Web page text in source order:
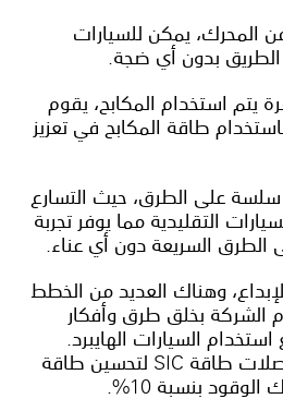
المحرك، يمكن للسيارات
الطريق بدون أي ضجة.
يتم استخدام المكابح، يقوم
طاقة المكابح في تعزيز
سلسة على الطرق، حيث التسارع
التقليدية مما يوفر تجربة
الطرق السريعة دون أي عناء.
وهناك العديد من الخطط
الشركة بخلق طرق وأفكار
السيارات الهايبرد.
وتقوم تويوتا بتطوير موصلات طاقة SIC لتحسين طاقة
بنسبة 10%.